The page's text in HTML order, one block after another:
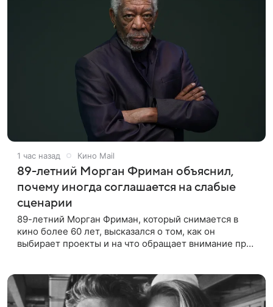
1 час назад Кино Mail
89-летний Морган Фриман объяснил,
почему иногда соглашается на слабые
сценарии
89-летний Морган Фриман, который снимается в
кино более 60 лет, высказался о том, как он
выбирает проекты и на что обращает внимание при